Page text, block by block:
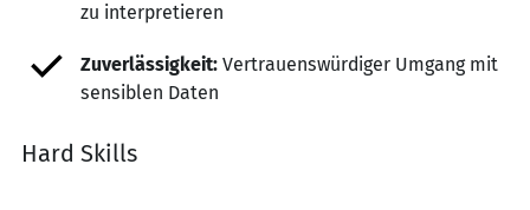
zu interpretieren
Zuverlässigkeit: Vertrauenswürdiger Umgang mit
sensiblen Daten
Hard Skills